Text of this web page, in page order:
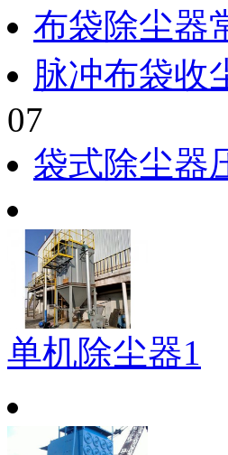
布袋除尘器
脉冲布袋收
07
袋式除尘器
单机除尘器1